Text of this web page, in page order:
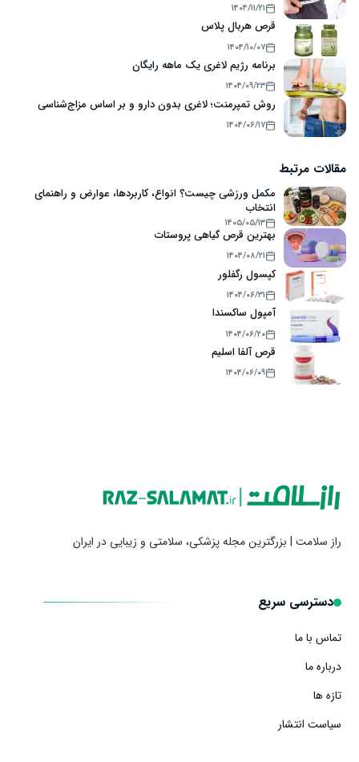
۱۴۰۴/۱۱/۲۱
قرص هربال پلاس
۱۴۰۴/۱۰/۰۷
برنامه رژیم لاغری یک ماهه رایگان
۱۴۰۴/۰۹/۲۳
روش تمپرمنت؛ لاغری بدون دارو و بر اساس مزاج‌شناسی
۱۴۰۴/۰۶/۱۷
مقالات مرتبط
مکمل ورزشی چیست؟ انواع، کاربردها، عوارض و راهنمای
انتخاب
۱۴۰۵/۰۵/۱۳
بهترین قرص گیاهی پروستات
۱۴۰۴/۰۸/۲۱
کپسول رگفلور
۱۴۰۴/۰۶/۳۱
آمپول ساکسندا
۱۴۰۴/۰۶/۲۰
قرص آلفا اسلیم
۱۴۰۴/۰۶/۰۹
راز سلامت | بزرگترین مجله پزشکی، سلامتی و زیبایی در ایران
دسترسی سریع
تماس با ما
درباره ما
تازه ها
سیاست انتشار